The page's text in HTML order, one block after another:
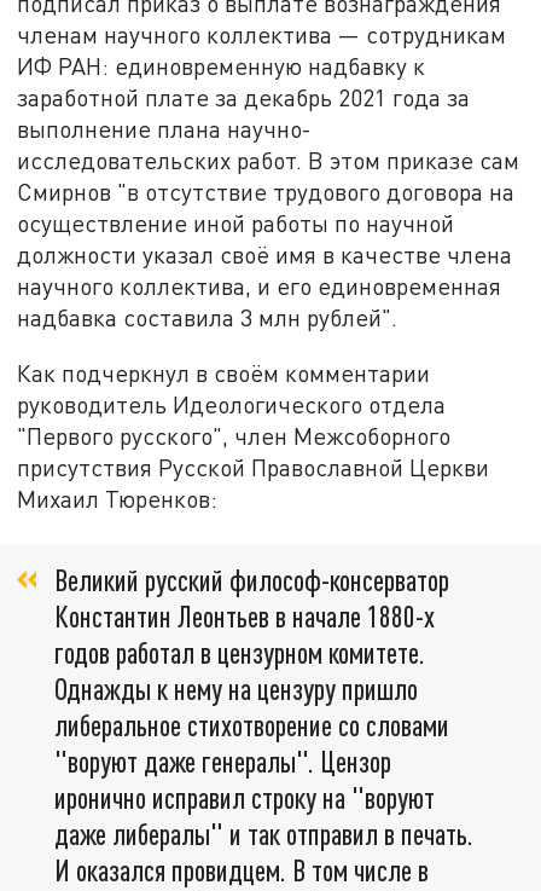
членам научного коллектива — сотрудникам
ИФ РАН: единовременную надбавку к
заработной плате за декабрь 2021 года за
выполнение плана научно-
исследовательских работ. В этом приказе сам
Смирнов "в отсутствие трудового договора на
осуществление иной работы по научной
должности указал своё имя в качестве члена
научного коллектива, и его единовременная
надбавка составила 3 млн рублей".
Как подчеркнул в своём комментарии
руководитель Идеологического отдела
"Первого русского", член Межсоборного
присутствия Русской Православной Церкви
Михаил Тюренков:
Великий русский философ-консерватор
Константин Леонтьев в начале 1880-х
годов работал в цензурном комитете.
Однажды к нему на цензуру пришло
либеральное стихотворение со словами
"воруют даже генералы". Цензор
иронично исправил строку на "воруют
даже либералы" и так отправил в печать.
И оказался провидцем. В том числе в